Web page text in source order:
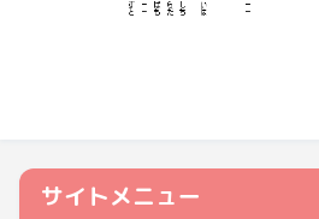
サイトメニュー